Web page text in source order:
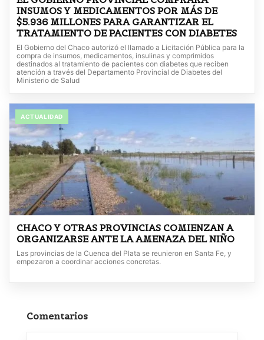
INSUMOS Y MEDICAMENTOS POR MÁS DE
$5.936 MILLONES PARA GARANTIZAR EL
TRATAMIENTO DE PACIENTES CON DIABETES
El Gobierno del Chaco autorizó el llamado a Licitación Pública para la
compra de insumos, medicamentos, insulinas y comprimidos
destinados al tratamiento de pacientes con diabetes que reciben
atención a través del Departamento Provincial de Diabetes del
Ministerio de Salud
ACTUALIDAD
CHACO Y OTRAS PROVINCIAS COMIENZAN A
ORGANIZARSE ANTE LA AMENAZA DEL NIÑO
Las provincias de la Cuenca del Plata se reunieron en Santa Fe, y
empezaron a coordinar acciones concretas.
Comentarios